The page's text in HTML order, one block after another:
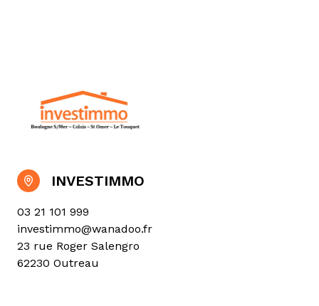
INVESTIMMO
03 21 101 999
investimmo@wanadoo.fr
23 rue Roger Salengro
62230 Outreau